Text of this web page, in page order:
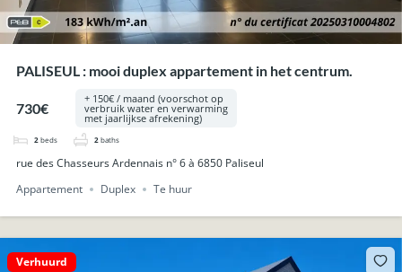
PALISEUL : mooi duplex appartement in het centrum.
730€
+ 150€ / maand (voorschot op
verbruik water en verwarming
met jaarlijkse afrekening)
2 beds 2 baths
rue des Chasseurs Ardennais n° 6 à 6850 Paliseul
Appartement
Duplex Te huur
Verhuurd